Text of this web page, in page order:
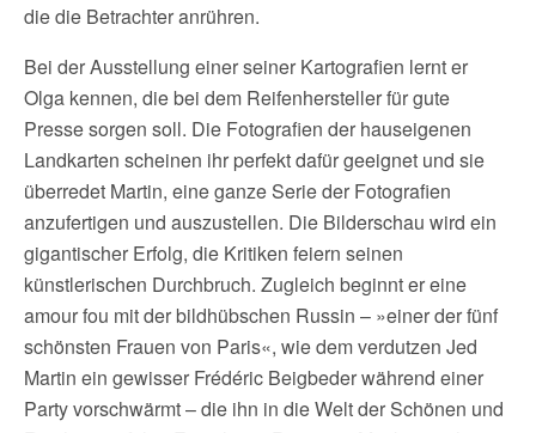
die die Betrachter anrühren.
Bei der Ausstellung einer seiner Kartografien lernt er
Olga kennen, die bei dem Reifenhersteller für gute
Presse sorgen soll. Die Fotografien der hauseigenen
Landkarten scheinen ihr perfekt dafür geeignet und sie
überredet Martin, eine ganze Serie der Fotografien
anzufertigen und auszustellen. Die Bilderschau wird ein
gigantischer Erfolg, die Kritiken feiern seinen
künstlerischen Durchbruch. Zugleich beginnt er eine
amour fou mit der bildhübschen Russin – »einer der fünf
schönsten Frauen von Paris«, wie dem verdutzen Jed
Martin ein gewisser Frédéric Beigbeder während einer
Party vorschwärmt – die ihn in die Welt der Schönen und